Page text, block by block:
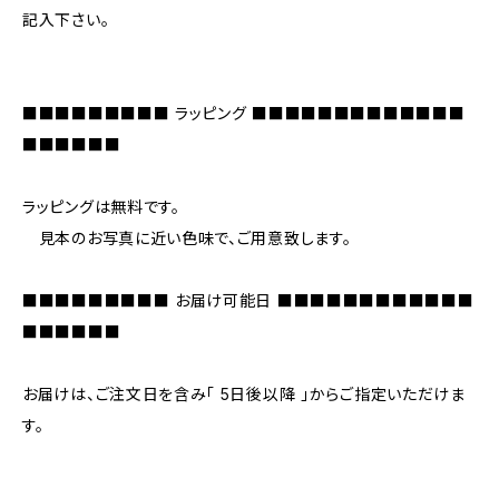
記入下さい。
■■■■■■■■■ ラッピング ■■■■■■■■■■■■■
■■■■■■
ラッピングは無料です。
見本のお写真に近い色味で、ご用意致します。
■■■■■■■■■ お届け可能日 ■■■■■■■■■■■■
■■■■■■
お届けは、ご注文日を含み「 5日後以降 」からご指定いただけま
す。